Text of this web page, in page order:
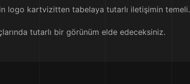
logo kartvizitten tabelaya tutarlı iletişimin temeli.
tutarlı bir görünüm elde edeceksiniz.